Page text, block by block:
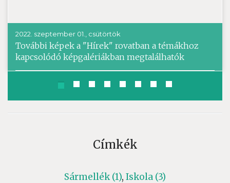
2022. szeptember 01., csütörtök
További képek a "Hírek" rovatban a témákhoz
kapcsolódó képgalériákban megtalálhatók
Címkék
Sármellék (1), Iskola (3)